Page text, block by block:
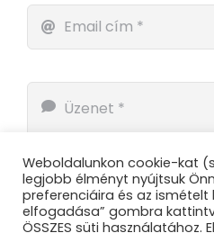
Weboldalunkon cookie-kat
legjobb élményt nyújtsuk
preferenciáira és az ismételt
elfogadása” gombra
ÖSSZES süti